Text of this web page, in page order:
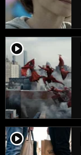
player2
player2